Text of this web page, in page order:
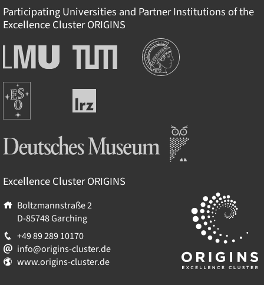
Participating Universities and Partner Institutions of the
Excellence ClusterORIGINS
Ludwig-
Maximilians-
München
Technische
Universität
Institutionen
Europäische
Südsternwarte
Leibniz-
Rechenzentrum
Excellence ClusterORIGINS
Boltzmannstraße 2
D-85748Garching
+49 89 289 10170
info@origins-cluster.de
www.origins-cluster.de